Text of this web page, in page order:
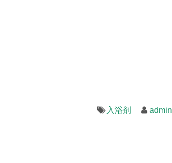
入浴剤 admin